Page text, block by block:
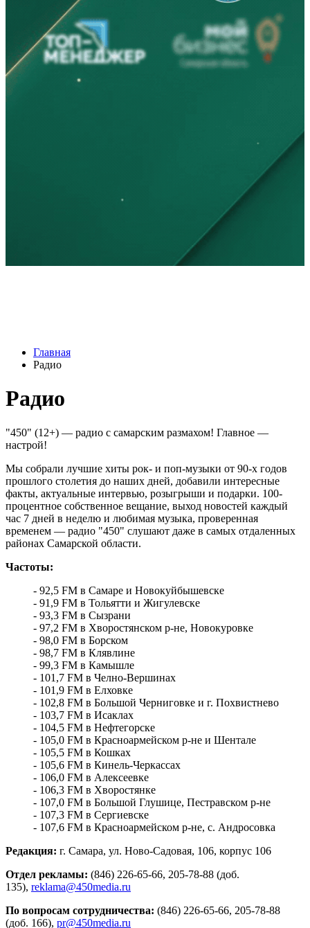
9 августа на нескольких улицах Самары не будет холодной
воды
В Самарской области 9 августа около 5 часов действовала
беспилотная опасность
Врач перечислил полезные для работы мозга продукты
09.08.2026 | 10:05
Вячеслав Федорищев поздравил жителей Самарской области с
Днем строителя
09.08.2026 | 09:33
Персеиды: самарцам рассказали, как увидеть звездопад с 12 по
14 августа
09.08.2026 | 09:17
Народные приметы на 10 августа 2026 года: что нельзя делать
в этот день
09.08.2026 | 09:13
День строителя в России: какие даты отмечаются 9 августа
В Самарской области 9 августа будет аномальная жара
09.08.2026 | 07:04
Серия магнитных бурь ожидается в Самарской области во
второй половине августа
08.08.2026 | 21:52
"Акрон" вничью сыграл с "Локомотивом" в третьем туре РПЛ
08.08.2026 | 21:26
Вячеслав Федорищев поздравил "Волонтёров-медиков" с
десятилетием
08.08.2026 | 21:07
Есть погибшие: в Ставропольском районе столкнулись две
моторные лодки
08.08.2026 | 20:33
Вячеслав Федорищев – в топ-3 губернаторов по количеству
подписчиков в "МАКСе"
08.08.2026 | 20:01
Главная
Радио
Радио
"450" (12+) — радио с самарским размахом! Главное —
настрой!
Мы собрали лучшие хиты рок- и поп-музыки от 90-х годов
прошлого столетия до наших дней, добавили интересные
факты, актуальные интервью, розыгрыши и подарки. 100-
процентное собственное вещание, выход новостей каждый
час 7 дней в неделю и любимая музыка, проверенная
временем — радио "450" слушают даже в самых отдаленных
районах Самарской области.
Частоты:
92,5 FM в Самаре и Новокуйбышевске
91,9 FM в Тольятти и Жигулевске
93,3 FM в Сызрани
97,2 FM в Хворостянском р-не, Новокуровке
98,0 FM в Борском
98,7 FM в Клявлине
99,3 FM в Камышле
101,7 FM в Челно-Вершинах
101,9 FM в Елховке
102,8 FM в Большой Черниговке и г. Похвистнево
103,7 FM в Исаклах
104,5 FM в Нефтегорске
105,0 FM в Красноармейском р-не и Шентале
105,5 FM в Кошках
105,6 FM в Кинель-Черкассах
106,0 FM в Алексеевке
106,3 FM в Хворостянке
107,0 FM в Большой Глушице, Пестравском р-не
107,3 FM в Сергиевске
107,6 FM в Красноармейском р-не, с. Андросовка
Редакция: г. Самара, ул. Ново-Садовая, 106, корпус 106
Отдел рекламы: (846) 226-65-66, 205-78-88 (доб.
135), reklama@450media.ru
По вопросам сотрудничества: (846) 226-65-66, 205-78-88
(доб. 166), pr@450media.ru